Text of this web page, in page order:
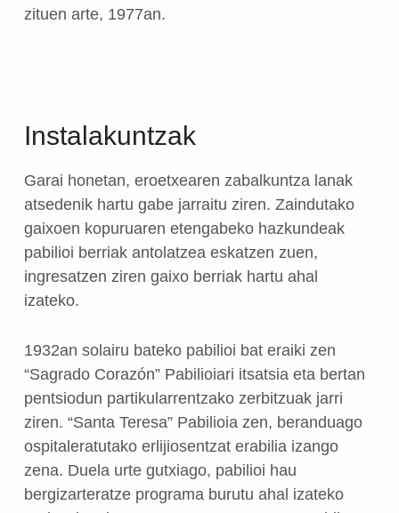
zituen arte, 1977an.
Instalakuntzak
Garai honetan, eroetxearen zabalkuntza lanak
atsedenik hartu gabe jarraitu ziren. Zaindutako
gaixoen kopuruaren etengabeko hazkundeak
pabilioi berriak antolatzea eskatzen zuen,
ingresatzen ziren gaixo berriak hartu ahal
izateko.
1932an solairu bateko pabilioi bat eraiki zen
“Sagrado Corazón” Pabilioiari itsatsia eta bertan
pentsiodun partikularrentzako zerbitzuak jarri
ziren. “Santa Teresa” Pabilioia zen, beranduago
ospitaleratutako erlijiosentzat erabilia izango
zena. Duela urte gutxiago, pabilioi hau
bergizarteratze programa burutu ahal izateko